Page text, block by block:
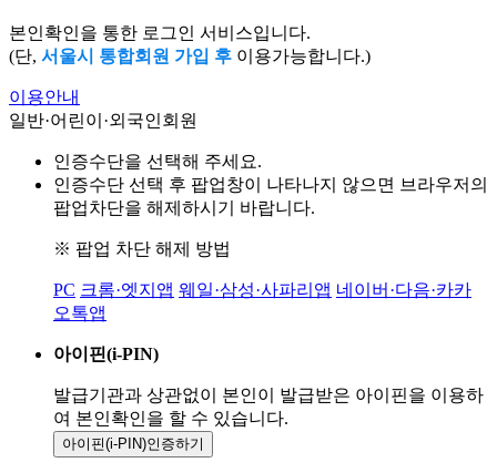
본인확인을 통한 로그인 서비스입니다.
(단, 서울시 통합회원 가입 후 이용가능합니다.)
이용안내
일반·어린이·외국인회원
인증수단을 선택해 주세요.
인증수단 선택 후 팝업창이 나타나지 않으면 브라우저의
팝업차단을 해제하시기 바랍니다.
※ 팝업 차단 해제 방법
PC 크롬·엣지앱 웨일·삼성·사파리앱 네이버·다음·카카
오톡앱
아이핀(i-PIN)
발급기관과 상관없이 본인이 발급받은 아이핀을 이용하
여 본인확인을 할 수 있습니다.
아이핀(i-PIN)인증하기